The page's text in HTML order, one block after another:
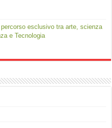
esclusivo tra arte, scienza
e Tecnologia